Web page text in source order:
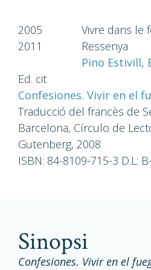
2005
Vivre dans le
2011
Ressenya
Pino Estivill,
Ed. cit
Confesiones. Vivir en el
Traducció del francès de
Barcelona, Círculo de
Gutenberg, 2008
ISBN: 84-8109-715-3 D.L:
sinopsi
Confesiones. Vivir en el